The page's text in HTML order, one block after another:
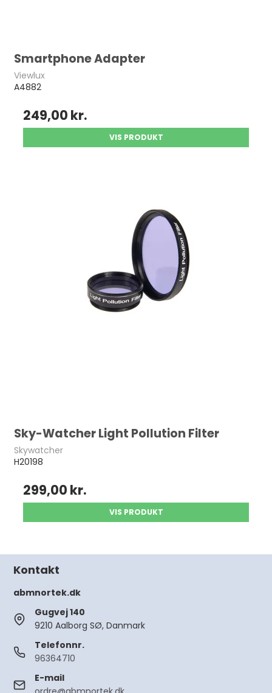
Smartphone Adapter
Viewlux
A4882
249,00 kr.
VIS PRODUKT
Sky-Watcher Light Pollution Filter
Skywatcher
H20198
299,00 kr.
VIS PRODUKT
Kontakt
abmnortek.dk
Gugvej 140
9210 Aalborg SØ, Danmark
Telefonnr.
96364710
E-mail